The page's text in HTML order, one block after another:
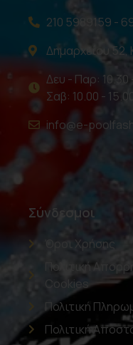
210 5989159 -
Δημαρχείου 52,
Δευ - Παρ: 10.30
Σαβ: 10.00 - 15.00
info@e-
Σύνδεσμοι
Όροι Χρήσης
Πολιτική
Cookies
Πολιτική
Πολιτική